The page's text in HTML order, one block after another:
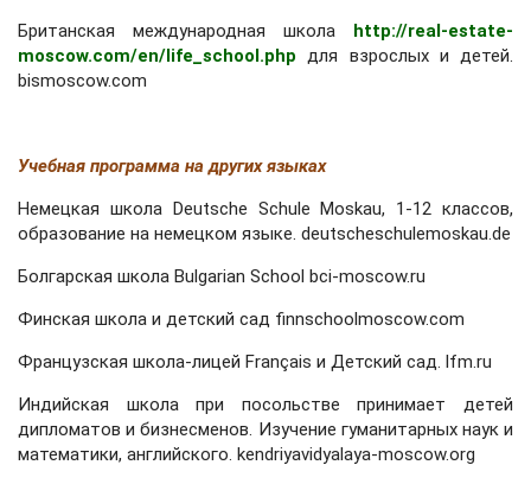
Британская международная школа http://real-estate-
moscow.com/en/life_school.php для взрослых и детей.
bismoscow.com
Учебная программа на других языках
Немецкая школа Deutsche Schule Moskau, 1-12 классов,
образование на немецком языке. deutscheschulemoskau.de
Болгарская школа Bulgarian School bci-moscow.ru
Финская школа и детский сад finnschoolmoscow.com
Французская школа-лицей Français и Детский сад. lfm.ru
Индийская школа при посольстве принимает детей
дипломатов и бизнесменов. Изучение гуманитарных наук и
математики, английского. kendriyavidyalaya-moscow.org